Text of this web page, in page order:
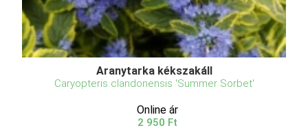
Aranytarka kékszakáll
Caryopteris clandonensis 'Summer Sorbet'
Online ár
2 950 Ft